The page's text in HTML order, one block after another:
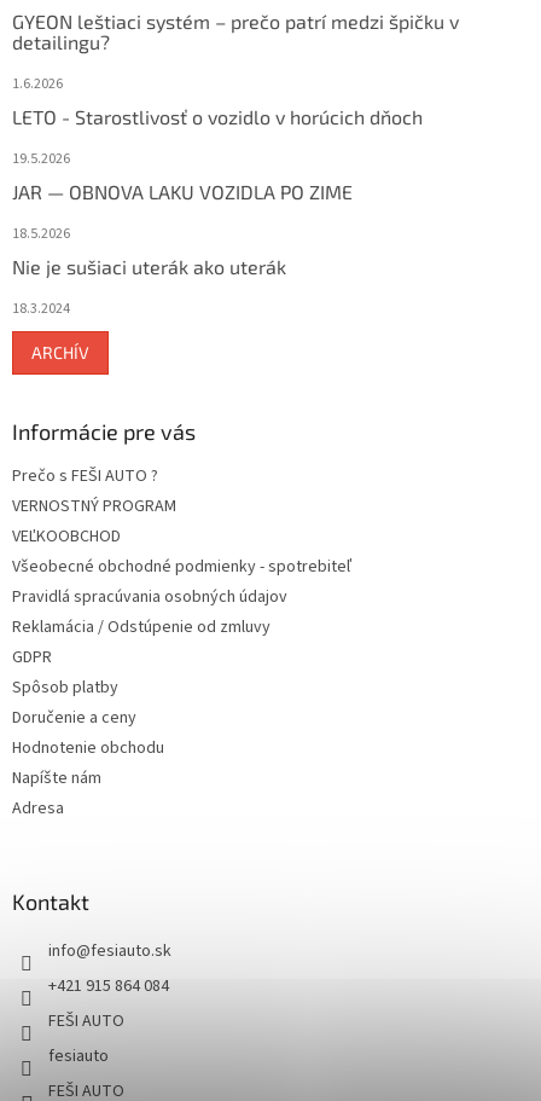
GYEON leštiaci systém – prečo patrí medzi špičku v
detailingu?
1.6.2026
LETO - Starostlivosť o vozidlo v horúcich dňoch
19.5.2026
JAR — OBNOVA LAKU VOZIDLA PO ZIME
18.5.2026
Nie je sušiaci uterák ako uterák
18.3.2024
ARCHÍV
Informácie pre vás
Prečo s FEŠI AUTO ?
VERNOSTNÝ PROGRAM
VEĽKOOBCHOD
Všeobecné obchodné podmienky - spotrebiteľ
Pravidlá spracúvania osobných údajov
Reklamácia / Odstúpenie od zmluvy
GDPR
Spôsob platby
Doručenie a ceny
Hodnotenie obchodu
Napíšte nám
Adresa
Kontakt
info@fesiauto.sk
+421 915 864 084
FEŠI AUTO
fesiauto
FEŠI AUTO